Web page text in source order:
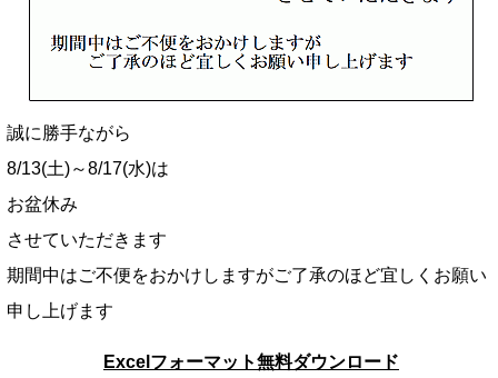
誠に勝手ながら
8/13(土)～8/17(水)は
お盆休み
させていただきます
期間中はご不便をおかけしますがご了承のほど宜しくお願い
申し上げます
Excelフォーマット無料ダウンロード